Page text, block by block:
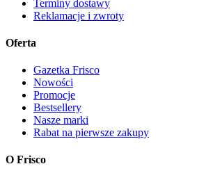
Terminy dostawy
Reklamacje i zwroty
Oferta
Gazetka Frisco
Nowości
Promocje
Bestsellery
Nasze marki
Rabat na pierwsze zakupy
O Frisco